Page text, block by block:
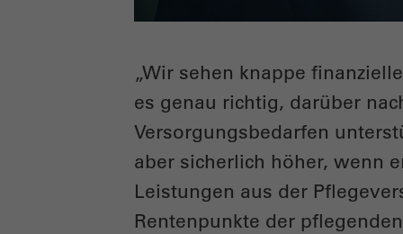
„Wir sehen knappe
es genau richtig, darüber
Versorgungsbedarfen
aber sicherlich höher, wenn
Leistungen aus der
Rentenpunkte der